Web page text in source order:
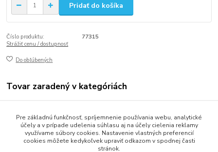
Pridať do košíka
Číslo produktu:
77315
Strážiť cenu / dostupnosť
Do obľúbených
Tovar zaradený v kategóriách
Gastro balenie
Misky a vaničky
Pre základnú funkčnosť, spríjemnenie používania webu, analytické
účely a v prípade udelenia súhlasu aj na účely cielenia reklamy
využívame súbory cookies. Nastavenie vlastných preferencií
cookies môžete kedykoľvek upraviť odkazom v spodnej časti
stránok.